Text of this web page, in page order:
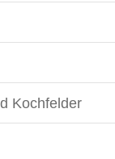
Kochfelder